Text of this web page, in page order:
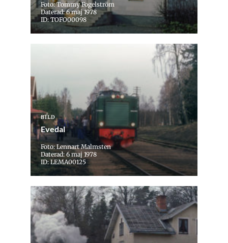
Foto: Tommy Fogelström
Daterad: 6 maj 1978
ID: TOFO00098
BILD
Evedal
Foto: Lennart Malmsten
Daterad: 6 maj 1978
ID: LEMA00125